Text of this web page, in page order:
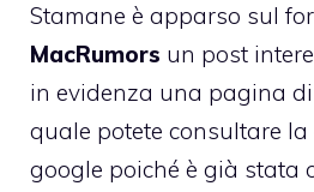
Stamane è apparso sul
MacRumors un post
in evidenza una pagina di
quale potete consultare la
google poiché è già stata